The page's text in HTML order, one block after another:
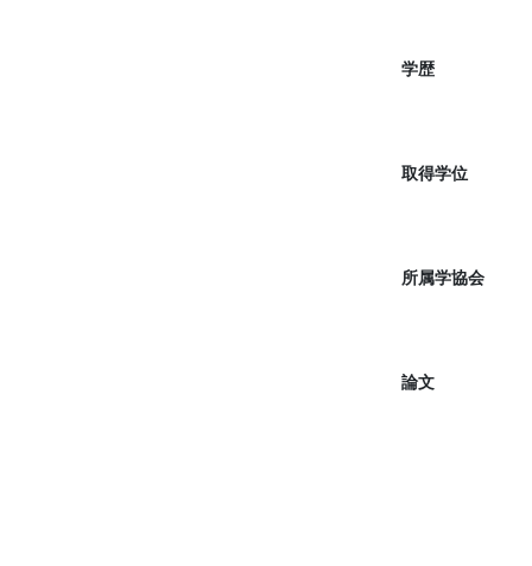
学歴
取得学位
所属学協会
論文